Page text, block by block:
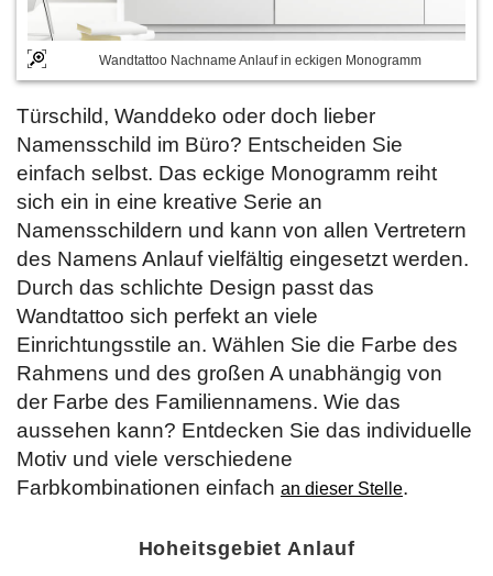
Wandtattoo Nachname Anlauf in eckigen Monogramm
Türschild, Wanddeko oder doch lieber
Namensschild im Büro? Entscheiden Sie
einfach selbst. Das eckige Monogramm reiht
sich ein in eine kreative Serie an
Namensschildern und kann von allen Vertretern
des Namens Anlauf vielfältig eingesetzt werden.
Durch das schlichte Design passt das
Wandtattoo sich perfekt an viele
Einrichtungsstile an. Wählen Sie die Farbe des
Rahmens und des großen A unabhängig von
der Farbe des Familiennamens. Wie das
aussehen kann? Entdecken Sie das individuelle
Motiv und viele verschiedene
Farbkombinationen einfach an dieser Stelle.
Hoheitsgebiet Anlauf